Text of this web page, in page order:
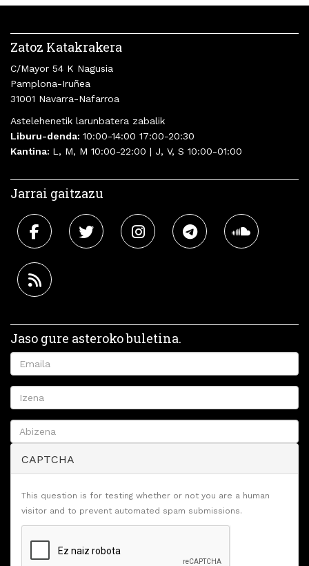
Zatoz Katakrakera
C/Mayor 54 K Nagusia
Pamplona-Iruñea
31001 Navarra-Nafarroa
Astelehenetik larunbatera zabalik
Liburu-denda: 10:00-14:00 17:00-20:30
Kantina: L, M, M 10:00-22:00 | J, V, S 10:00-01:00
Jarrai gaitzazu
Jaso gure asteroko buletina.
CAPTCHA
This question is for testing whether or not you are a human
visitor and to prevent automated spam submissions.